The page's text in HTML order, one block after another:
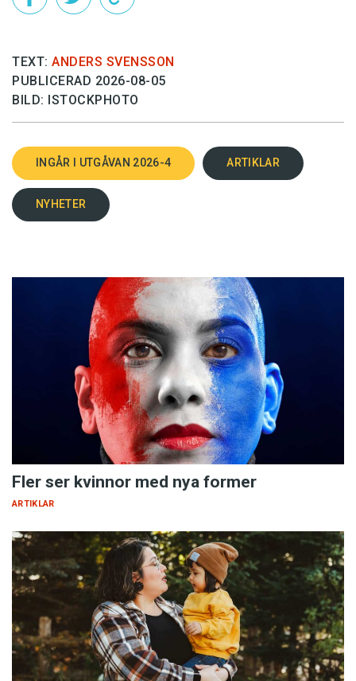
TEXT: ANDERS SVENSSON
PUBLICERAD 2026-08-05
BILD: ISTOCKPHOTO
INGÅR I UTGÅVAN 2026-4 ARTIKLAR
NYHETER
Fler ser kvinnor med nya former
ARTIKLAR